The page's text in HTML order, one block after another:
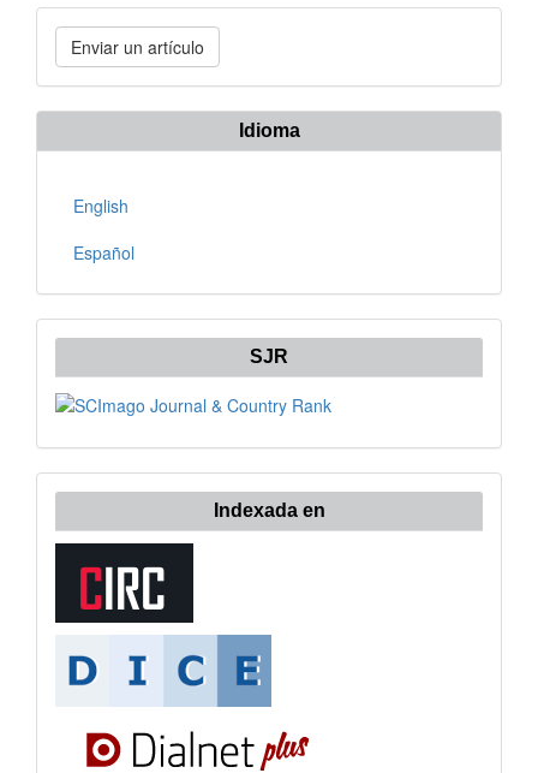
Enviar
un
artículo
Enviar un artículo
Idioma
English
Español
SJR
Indexada en